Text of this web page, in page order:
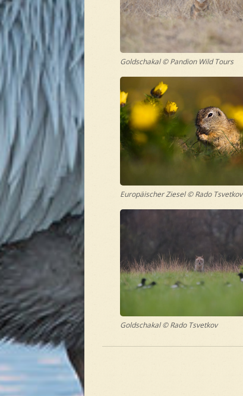
Goldschakal © Pandion Wild Tours
Europäischer Ziesel © Rado Tsvetkov
Goldschakal © Rado Tsvetkov